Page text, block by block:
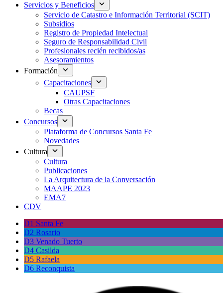
Servicios y Beneficios
Servicio de Catastro e Información Territorial (SCIT)
Subsidios
Registro de Propiedad Intelectual
Seguro de Responsabilidad Civil
Profesionales recién recibidos/as
Asesoramientos
Formación
Capacitaciones
CAUPSF
Otras Capacitaciones
Becas
Concursos
Plataforma de Concursos Santa Fe
Novedades
Cultura
Cultura
Publicaciones
La Arquitectura de la Conversación
MAAPE 2023
EMA7
CDV
D1 Santa Fe
D2 Rosario
D3 Venado Tuerto
D4 Casilda
D5 Rafaela
D6 Reconquista